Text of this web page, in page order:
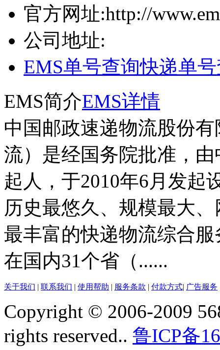
官方网址:http://
公司地址:
EMS单号查询快递单
EMS简介EMS详情
中国邮政速递物流股份
流）是经国务院批准，
起人，于2010年6月发起
历史最悠久、规模最大
最丰富的快递物流综合
在国内31个省（......
关于我们 | 联系我们 | 使用帮助 | 服务条款 | 付款方式| 广告服务
Copyright © 2006-2009
rights reserved.. 鲁ICP备